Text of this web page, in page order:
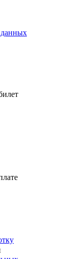
данных